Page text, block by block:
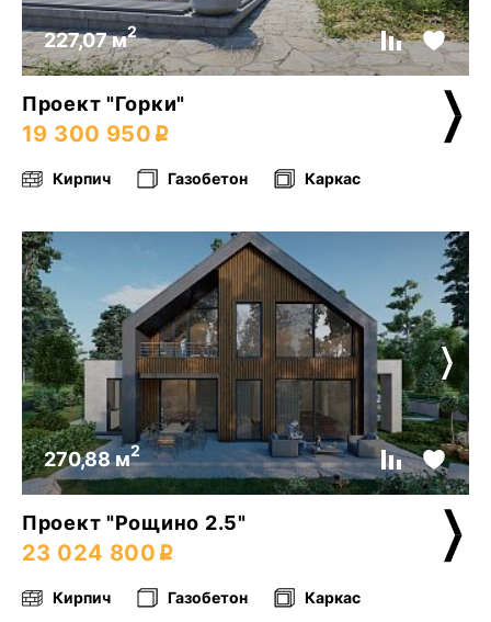
227,07 м2
Проект "Горки"
19 300 950
Кирпич Газобетон Каркас
270,88 м2
Проект "Рощино 2.5"
23 024 800
Кирпич Газобетон Каркас